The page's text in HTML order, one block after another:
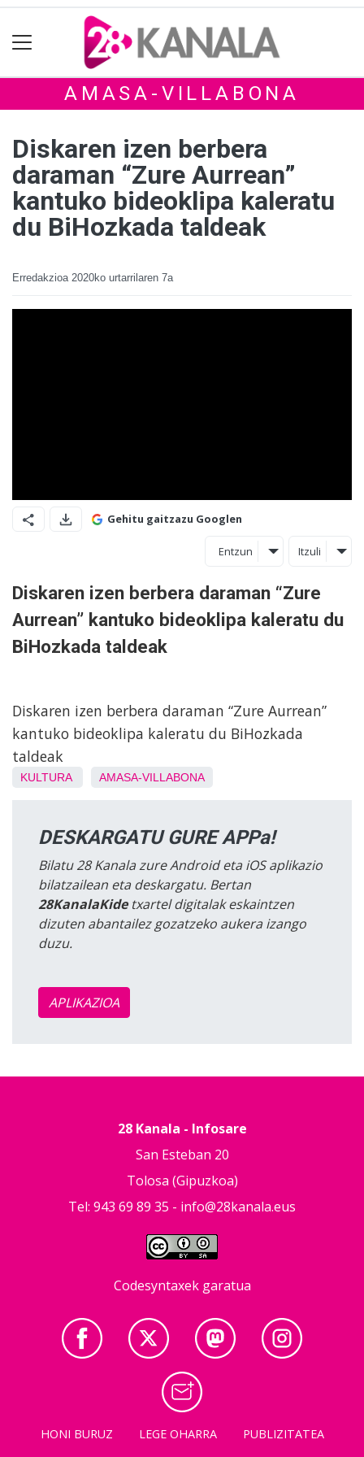
AMASA-VILLABONA
Diskaren izen berbera
daraman “Zure Aurrean”
kantuko bideoklipa kaleratu
du BiHozkada taldeak
Erredakzioa 2020ko urtarrilaren 7a
Gehitu gaitzazu Googlen
Entzun Itzuli
Diskaren izen berbera daraman “Zure
Aurrean” kantuko bideoklipa kaleratu du
BiHozkada taldeak
Diskaren izen berbera daraman “Zure Aurrean”
kantuko bideoklipa kaleratu du BiHozkada
taldeak
KULTURA AMASA-VILLABONA
DESKARGATU GURE APPa!
Bilatu 28 Kanala zure Android eta iOS aplikazio
bilatzailean eta deskargatu. Bertan
28KanalaKidetxartel digitalak eskaintzen
dizuten abantailez gozatzeko aukera izango
duzu.
APLIKAZIOA
28 Kanala - Infosare
San Esteban 20
Tolosa (Gipuzkoa)
Tel: 943 69 89 35 - info@28kanala.eus
Codesyntaxek garatua
HONI BURUZ LEGE OHARRA PUBLIZITATEA